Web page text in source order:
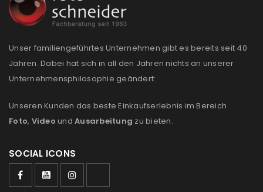
Unser familiengeführtes Unternehmen gibt es bereits seit 40
Jahren. Dabei hat sich in all den Jahren nichts an unserer
Unternehmensphilosophie geändert:
Unseren Kunden das beste Einkaufserlebnis im Bereich
Foto, Video und Ausarbeitung zu bieten.
SOCIAL ICONS